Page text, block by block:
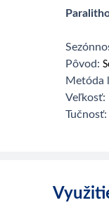
Pôvod:
Metóda
Veľkosť:
Tučnosť: